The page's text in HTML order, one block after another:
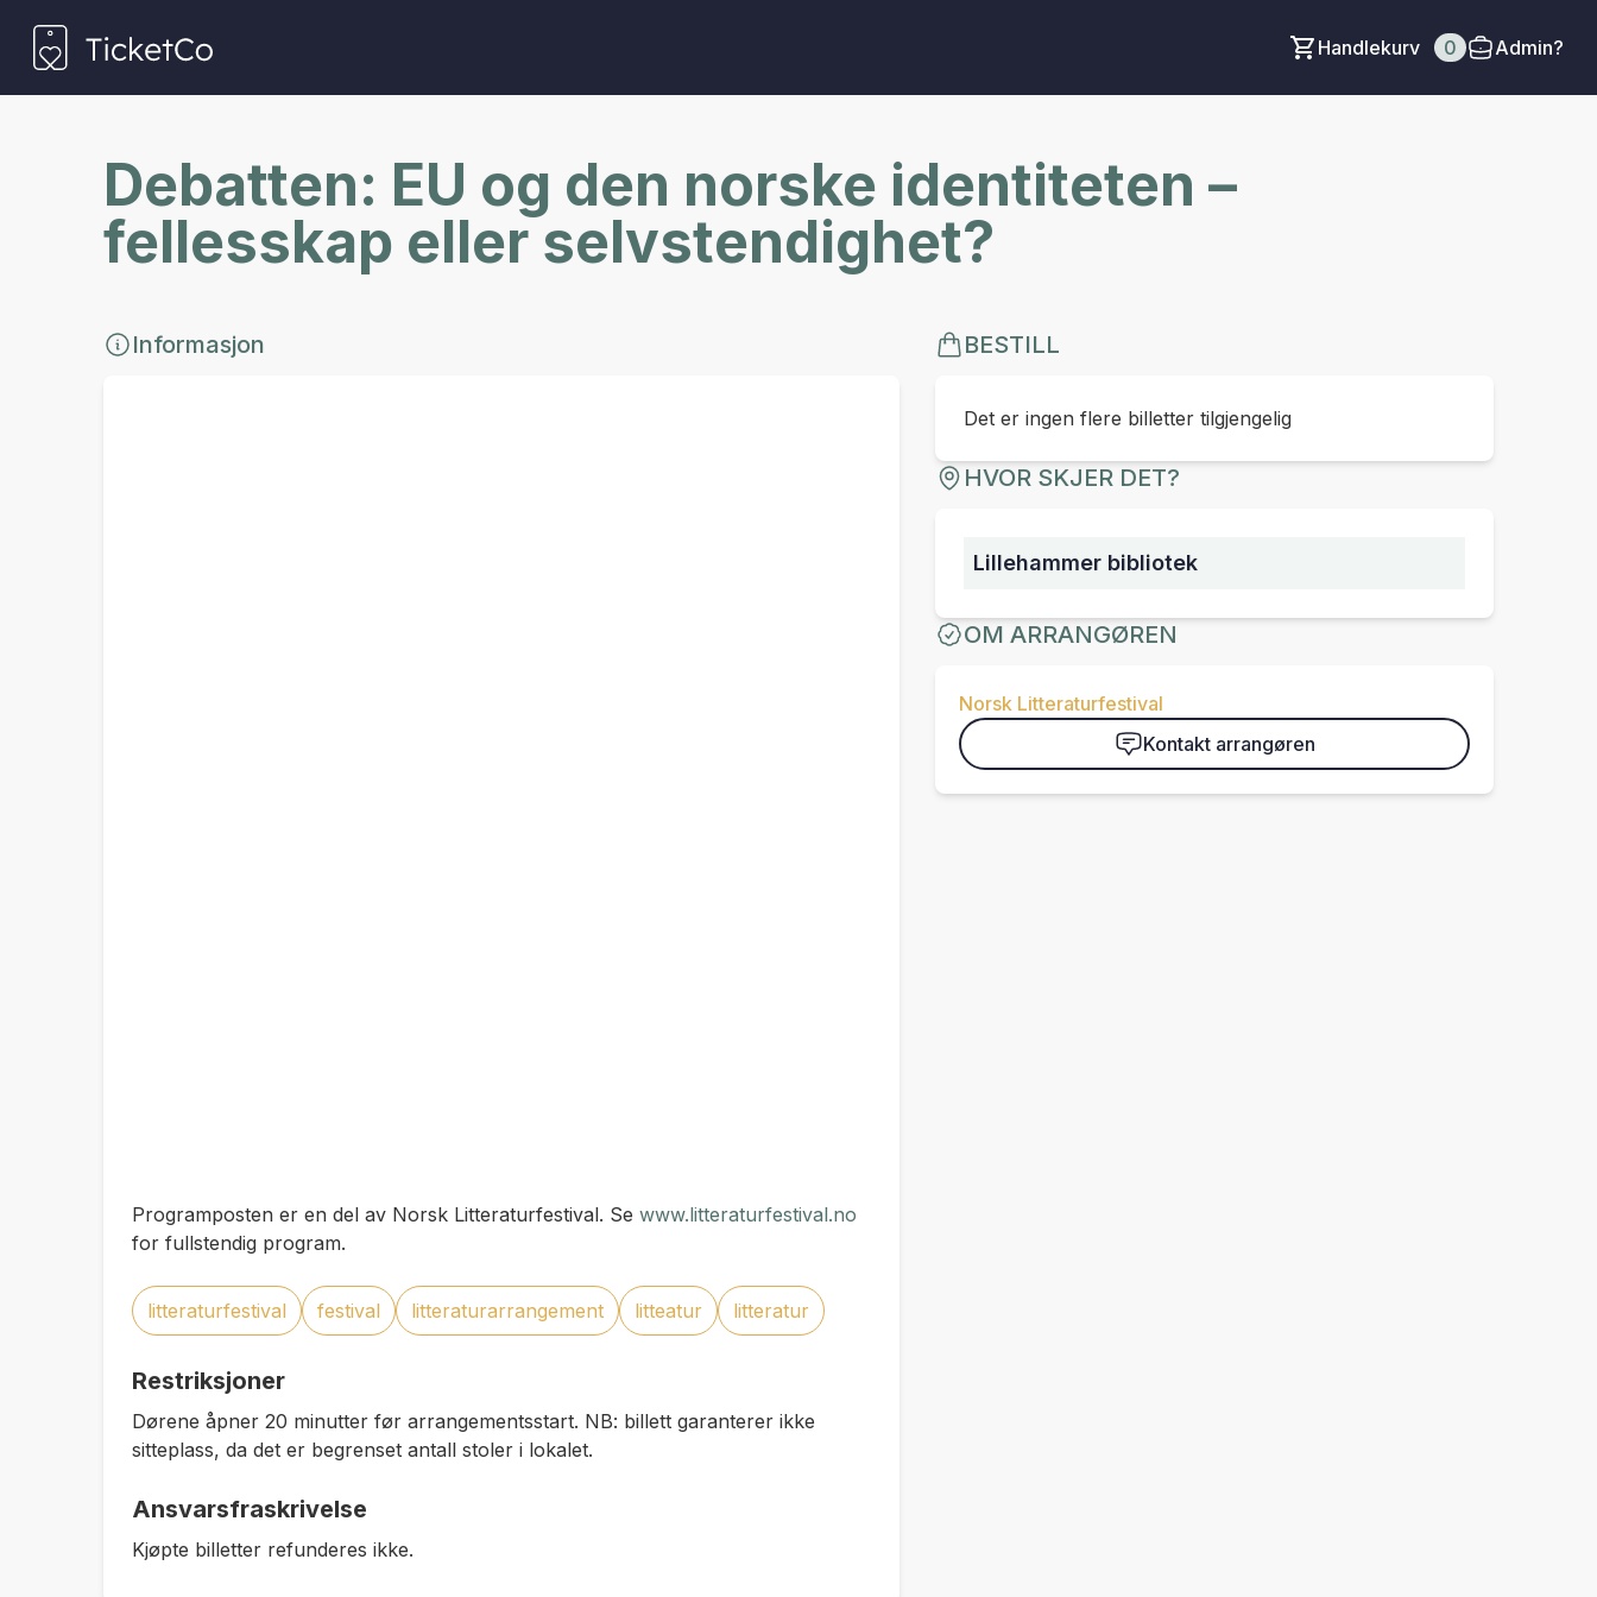
Handlekurv 0 Admin?
Debatten: EU og den norske identiteten –
fellesskap eller selvstendighet?
Informasjon
Programposten er en del av Norsk Litteraturfestival. Se www.litteraturfestival.no
for fullstendig program.
litteraturfestival festival litteraturarrangement litteatur litteratur
Restriksjoner
Dørene åpner 20 minutter før arrangementsstart. NB: billett garanterer ikke
sitteplass, da det er begrenset antall stoler i lokalet.
Ansvarsfraskrivelse
Kjøpte billetter refunderes ikke.
BESTILL
Det er ingen flere billetter tilgjengelig
HVOR SKJER DET?
Lillehammer bibliotek
OM ARRANGØREN
Norsk Litteraturfestival
Kontakt arrangøren